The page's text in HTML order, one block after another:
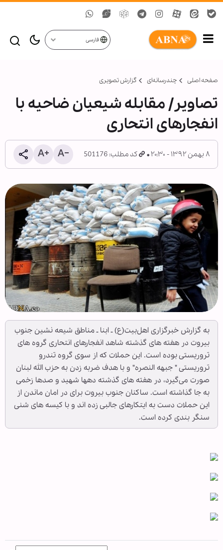
فارسی
صفحه اصلی چندرسانه‌ای گزارش تصويری
تصاویر/ مقابله شیعیان ضاحیه با
انفجارهای انتحاری
۸ بهمن ۱۳۹۲ - ۲۰:۳۰ کد مطلب: 501176
به گزارش خبرگزاری اهل‌بیت(ع) ـ ابنا ـ مناطق شیعه نشین جنوب
بیروت در هفته های گذشته شاهد انفجارهای انتحاری گروه های
تروریستی بوده است. این حملات که از سوی گروه تندرو
تروریستی " جبهه النصره" و با هدف ضربه زدن به حزب الله لبنان
صورت می‌گیرد، در هفته های گذشته دهها شهید و صدها زخمی
به جا گذاشته است. ساکنان جنوب بیروت برای در امان ماندن از
این حملات دست به ایتکارهای جالبی زده اند و با کیسه های شنی
سنگر بندی کرده است.